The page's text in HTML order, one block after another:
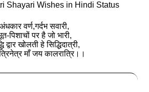
Shayari Wishes in Hindi Status
अंधकार वर्ण,गर्दभ सवारी,
पिशाचों पर है जो भारी,
द्वार खोलती हे सिद्धिदात्री,
माँ जय कालरात्रि।।